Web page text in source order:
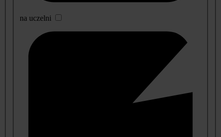
na uczelni